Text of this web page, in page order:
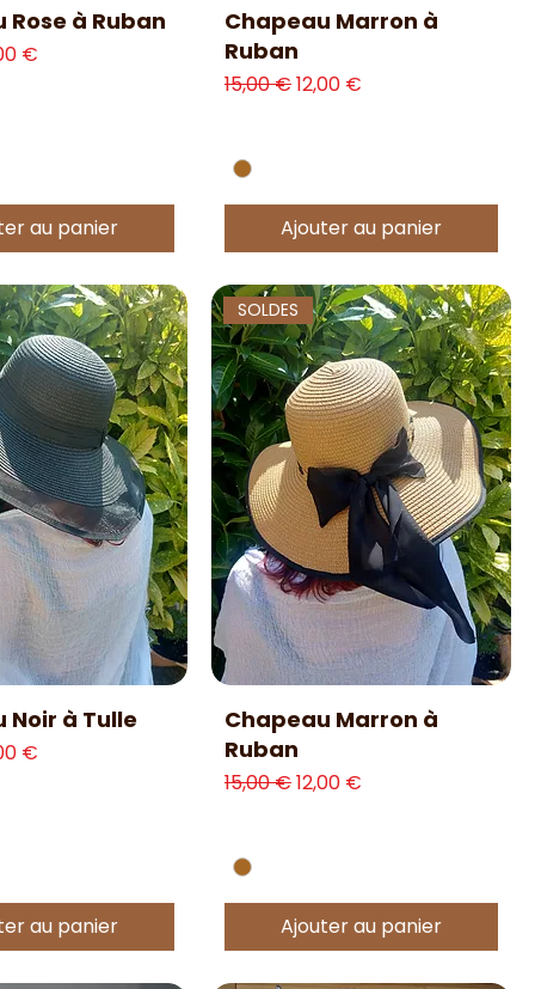
rapide
Rose à Ruban
promotionnel
€
au panier
Aperçu rapide
Chapeau Marron à
Ruban
Prix original
15,00 €Prix promotionnel
12,00 €
Ajouter au panier
rapide
Noir à Tulle
promotionnel
€
au panier
Aperçu rapide
SOLDES
Chapeau Marron à
Ruban
Prix original
15,00 €Prix promotionnel
12,00 €
Ajouter au panier